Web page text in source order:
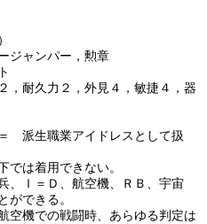
ャンパー，勲章
耐久力２，外見４，敏捷４，器
生職業アイドレスとして扱
は着用できない。
Ｉ＝Ｄ、航空機、ＲＢ、宇宙
ができる。
機での戦闘時、あらゆる判定は